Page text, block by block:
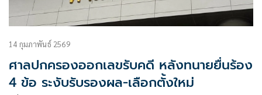
14 กุมภาพันธ์ 2569
ศาลปกครองออกเลขรับคดี หลังทนายยื่นร้อง
4 ข้อ ระงับรับรองผล-เลือกตั้งใหม่